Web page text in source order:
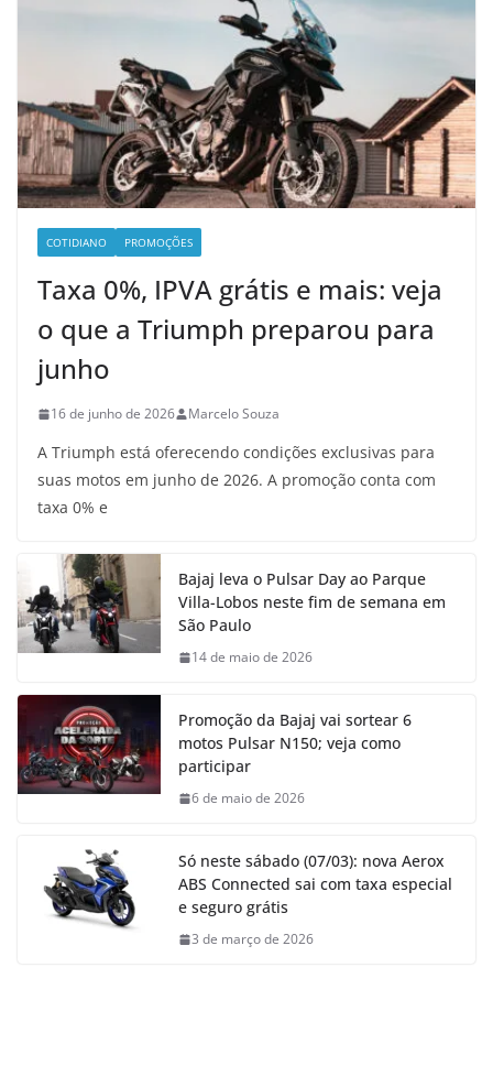
COTIDIANO PROMOÇÕES
Taxa 0%, IPVA grátis e mais: veja
o que a Triumph preparou para
junho
16 de junho de 2026 Marcelo Souza
A Triumph está oferecendo condições exclusivas para
suas motos em junho de 2026. A promoção conta com
taxa 0% e
Bajaj leva o Pulsar Day ao Parque
Villa-Lobos neste fim de semana em
São Paulo
14 de maio de 2026
Promoção da Bajaj vai sortear 6
motos Pulsar N150; veja como
participar
6 de maio de 2026
Só neste sábado (07/03): nova Aerox
ABS Connected sai com taxa especial
e seguro grátis
3 de março de 2026